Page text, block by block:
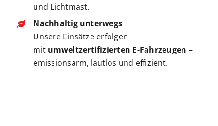
und Lichtmast.
Nachhaltig unterwegs
Unsere Einsätze erfolgen
mit umweltzertifizierten E-Fahrzeugen –
emissionsarm, lautlos und effizient.